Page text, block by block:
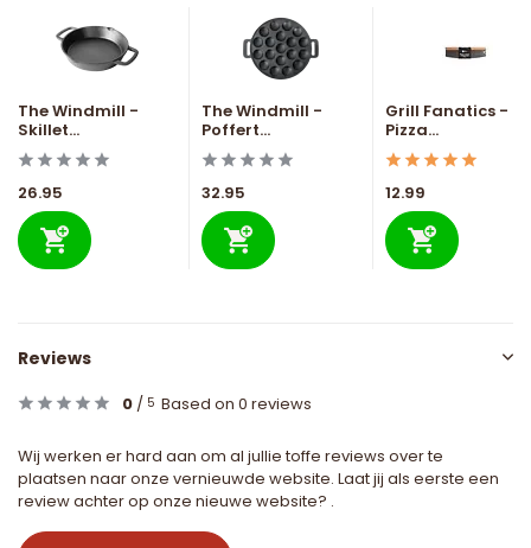
The Windmill -
Skillet...
26.95
The Windmill -
Poffert...
32.95
Grill Fanatics -
Pizza...
12.99
Reviews
0 / 5 Based on 0 reviews
Wij werken er hard aan om al jullie toffe reviews over te
plaatsen naar onze vernieuwde website. Laat jij als eerste een
review achter op onze nieuwe website? .